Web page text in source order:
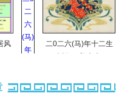
二0二六(马)年十二生